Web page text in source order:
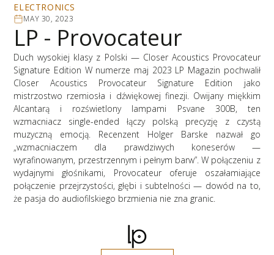
ELECTRONICS
MAY 30, 2023
LP - Provocateur
Duch wysokiej klasy z Polski — Closer Acoustics Provocateur
Signature Edition W numerze maj 2023 LP Magazin pochwalił
Closer Acoustics Provocateur Signature Edition jako
mistrzostwo rzemiosła i dźwiękowej finezji. Owijany miękkim
Alcantarą i rozświetlony lampami Psvane 300B, ten
wzmacniacz single-ended łączy polską precyzję z czystą
muzyczną emocją. Recenzent Holger Barske nazwał go
„wzmacniaczem dla prawdziwych koneserów —
wyrafinowanym, przestrzennym i pełnym barw”. W połączeniu z
wydajnymi głośnikami, Provocateur oferuje oszałamiające
połączenie przejrzystości, głębi i subtelności — dowód na to,
że pasja do audiofilskiego brzmienia nie zna granic.